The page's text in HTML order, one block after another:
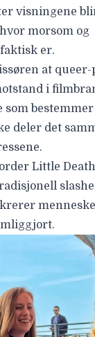
visningene
morsom og
er.
at
i
som
deler det
Little Death